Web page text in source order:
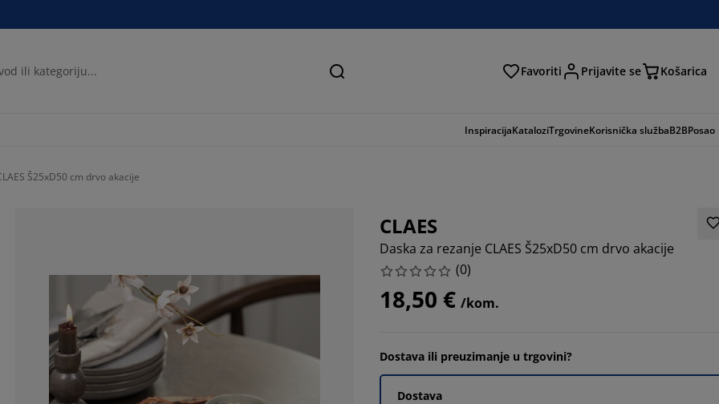
Pretraga Favoriti Prijavite se Košarica
InspiracijaKataloziTrgovineKorisnička službaB2BPosao
Š25xD50 cm drvo akacije
CLAES
Daska za rezanje CLAES Š25xD50 cm drvo akacije
(0)
18,50 € /kom.
Dostava ili preuzimanje u trgovini?
Dostava